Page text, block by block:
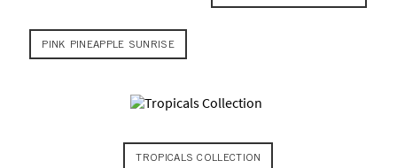
PINK PINEAPPLE SUNRISE
TROPICALS COLLECTION